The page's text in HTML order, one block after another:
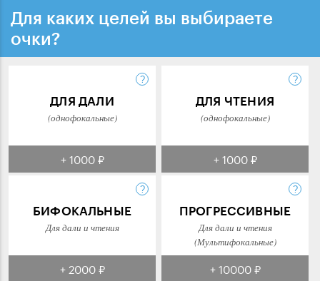
Для каких целей вы выбираете
очки?
ДЛЯ ДАЛИ
(однофокальные)
+ 1000 ₽
ДЛЯ ЧТЕНИЯ
(однофокальные)
+ 1000 ₽
БИФОКАЛЬНЫЕ
Для дали и чтения
+ 2000 ₽
ПРОГРЕССИВНЫЕ
Для дали и чтения
(Мультифокальные)
+ 10000 ₽